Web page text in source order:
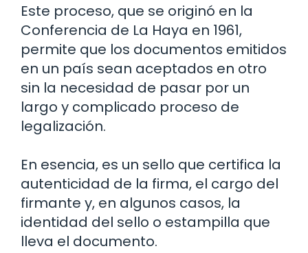
Este proceso, que se originó en la
Conferencia de La Haya en 1961,
permite que los documentos emitidos
en un país sean aceptados en otro
sin la necesidad de pasar por un
largo y complicado proceso de
legalización.
En esencia, es un sello que certifica la
autenticidad de la firma, el cargo del
firmante y, en algunos casos, la
identidad del sello o estampilla que
lleva el documento.